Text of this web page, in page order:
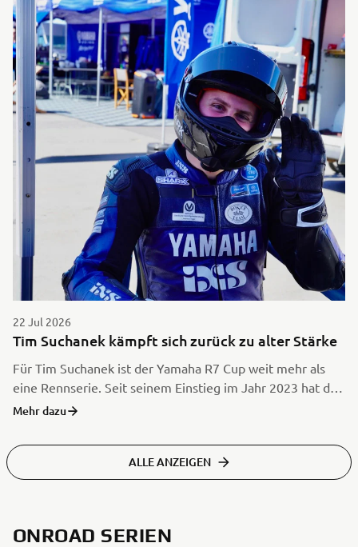
22 Jul 2026
Tim Suchanek kämpft sich zurück zu alter Stärke
Für Tim Suchanek ist der Yamaha R7 Cup weit mehr als
eine Rennserie. Seit seinem Einstieg im Jahr 2023 hat der
Deutsche nicht nur fahrerisch große Fortschritte gemacht,
starkes Umfeld und Zusammenhalt im Motorsport sind.
Nach einem schweren Sturz arbeitet er Schritt für Schritt
daran, wieder zu alter Stärke zurückzufinden und verliert
Mehr dazu
ALLE ANZEIGEN
ONROAD SERIEN